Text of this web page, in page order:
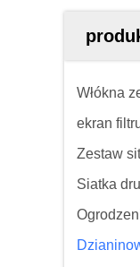
Włókna
ekran
Zestaw
Siatka